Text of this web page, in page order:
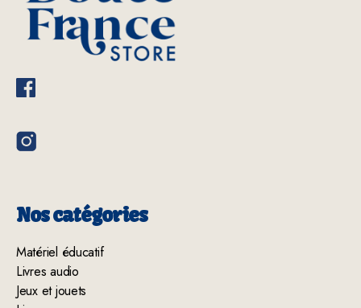
Nos catégories
Matériel éducatif
Livres audio
Jeux et jouets